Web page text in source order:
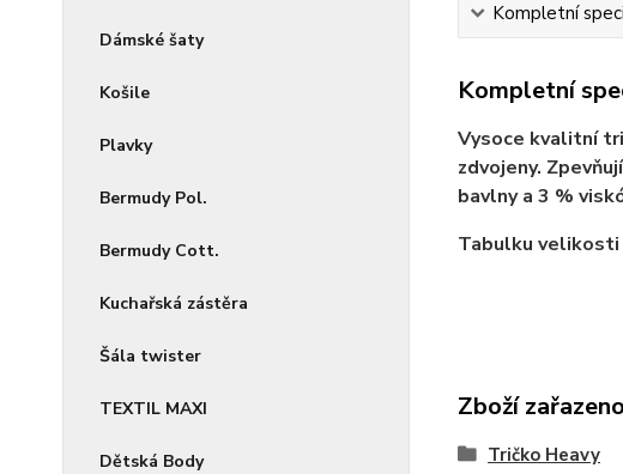
Dámské šaty
Košile
Plavky
Bermudy Pol.
Bermudy Cott.
Kuchařská zástěra
Šála twister
TEXTIL MAXI
Dětská Body
Kompletní
Kompletní
Vysoce kvalitní
zdvojeny.
bavlny a 3 %
Tabulku velikosti
Zboží
Tričko Heavy